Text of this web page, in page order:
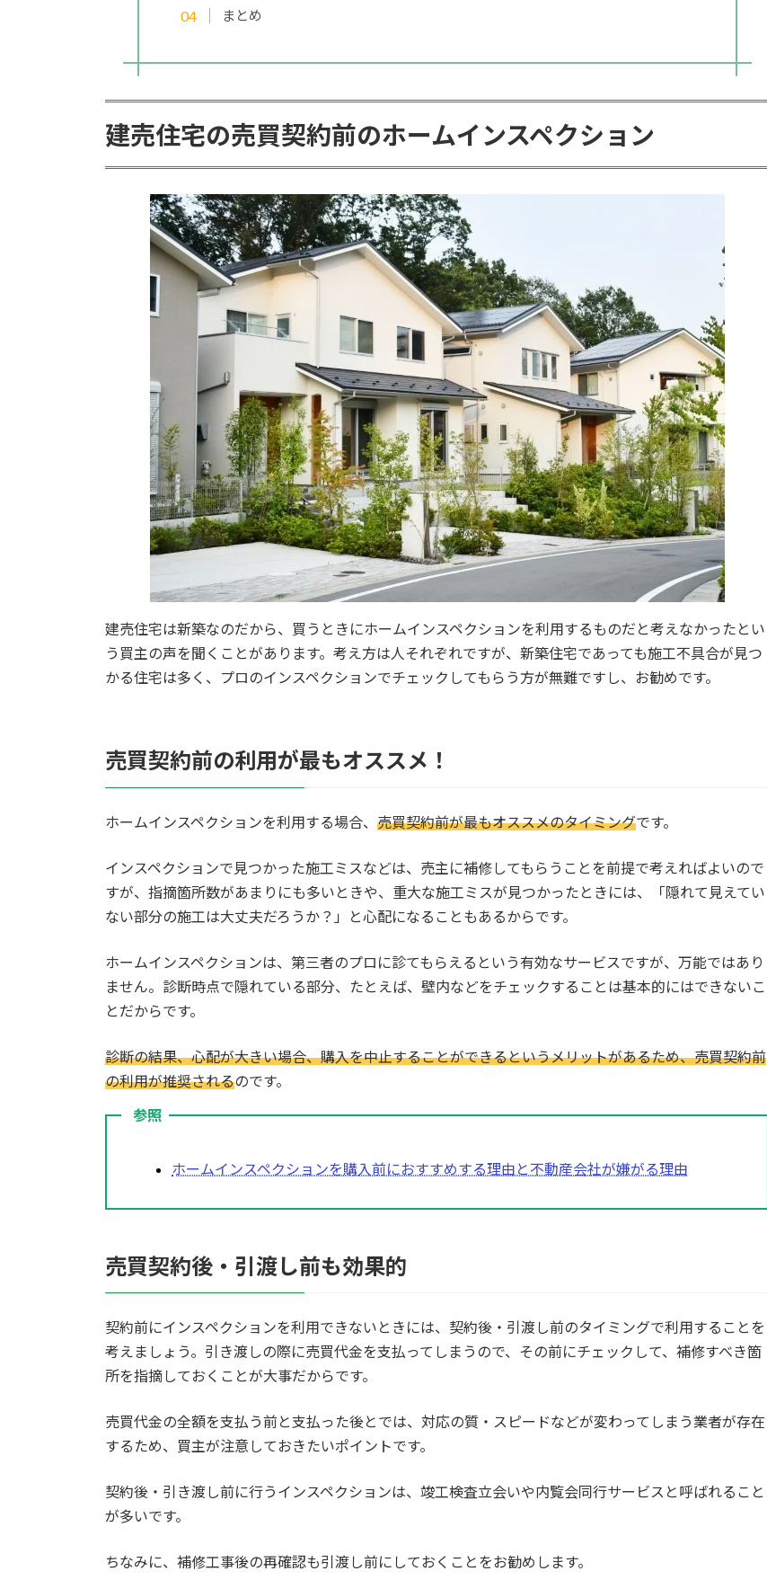
まとめ
建売住宅の売買契約前のホームインスペクション
建売住宅は新築なのだから、買うときにホームインスペクションを利用するものだと考えなかったとい
う買主の声を聞くことがあります。考え方は人それぞれですが、新築住宅であっても施工不具合が見つ
かる住宅は多く、プロのインスペクションでチェックしてもらう方が無難ですし、お勧めです。
売買契約前の利用が最もオススメ！
ホームインスペクションを利用する場合、 売買契約前が最もオススメのタイミングです。
インスペクションで見つかった施工ミスなどは、売主に補修してもらうことを前提で考えればよいので
すが、指摘箇所数があまりにも多いときや、重大な施工ミスが見つかったときには、「隠れて見えてい
ない部分の施工は大丈夫だろうか？」と心配になることもあるからです。
ホームインスペクションは、第三者のプロに診てもらえるという有効なサービスですが、万能ではあり
ません。診断時点で隠れている部分、たとえば、壁内などをチェックすることは基本的にはできないこ
とだからです。
診断の結果、心配が大きい場合、購入を中止することができるというメリットがあるため、売買契約前
の利用が推奨されるのです。
参照
ホームインスペクションを購入前におすすめする理由と不動産会社が嫌がる理由
売買契約後・引渡し前も効果的
契約前にインスペクションを利用できないときには、契約後・引渡し前のタイミングで利用することを
考えましょう。引き渡しの際に売買代金を支払ってしまうので、その前にチェックして、補修すべき箇
所を指摘しておくことが大事だからです。
売買代金の全額を支払う前と支払った後とでは、対応の質・スピードなどが変わってしまう業者が存在
するため、買主が注意しておきたいポイントです。
契約後・引き渡し前に行うインスペクションは、竣工検査立会いや内覧会同行サービスと呼ばれること
が多いです。
ちなみに、補修工事後の再確認も引渡し前にしておくことをお勧めします。